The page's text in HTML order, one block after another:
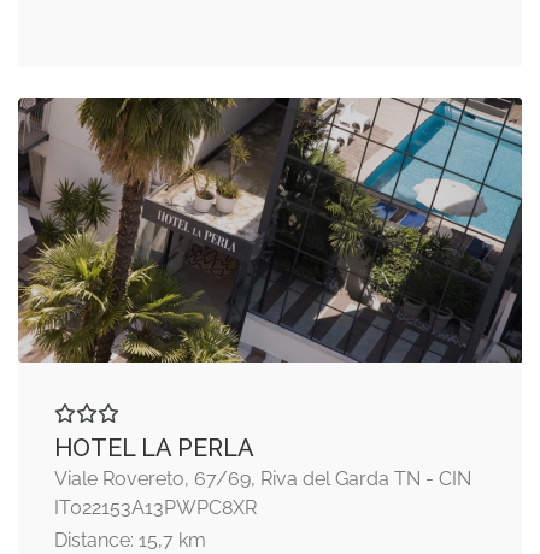
HOTEL LA PERLA
Viale Rovereto, 67/69, Riva del Garda TN - CIN
IT022153A13PWPC8XR
Distance: 15,7 km